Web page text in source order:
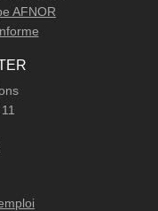
AFNOR